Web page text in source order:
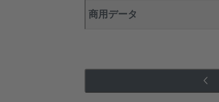
商用データ